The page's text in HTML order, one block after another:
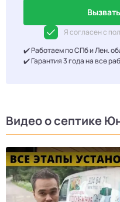
Я согласен с
✔️ Работаем по СПб и Лен.
✔️ Гарантия 3 года на все
Видео о септике